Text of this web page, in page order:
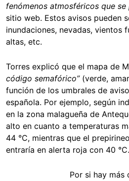
fenómenos atmosféricos que se
sitio web. Estos avisos pueden
inundaciones, nevadas, vientos
altas, etc.
Torres explicó que el mapa de
código semafórico”(verde,
función de los umbrales de
española. Por ejemplo, según
en la zona malagueña de
alto en cuanto a temperaturas
44 °C, mientras que el
entraría en alerta roja con 40 °C.
Por si hay más